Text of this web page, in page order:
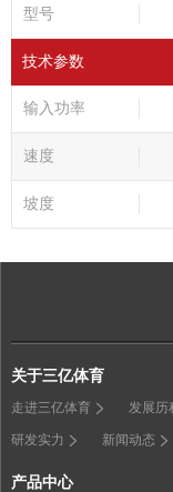
型号
技术参数
输入功率
速度
坡度
关于三亿体育
走进三亿体育 发展历
研发实力 新闻动态
产品中心